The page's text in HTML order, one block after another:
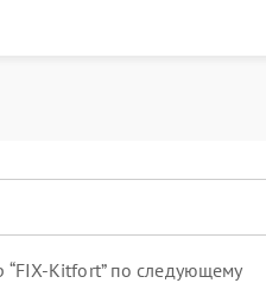
Kitfort” по следующему